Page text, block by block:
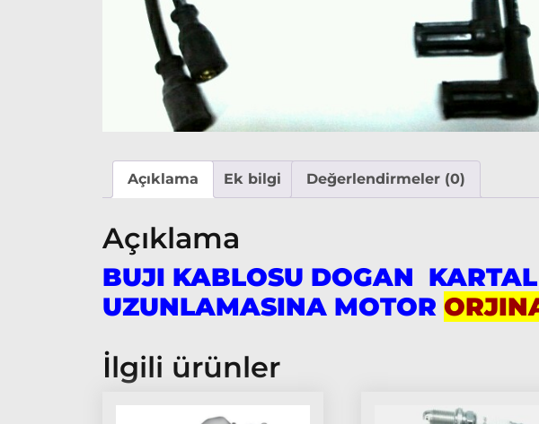
Açıklama Ek bilgi Değerlendirmeler (0)
Açıklama
BUJI KABLOSU DOGAN
UZUNLAMASINA MOTOR
İlgili ürünler